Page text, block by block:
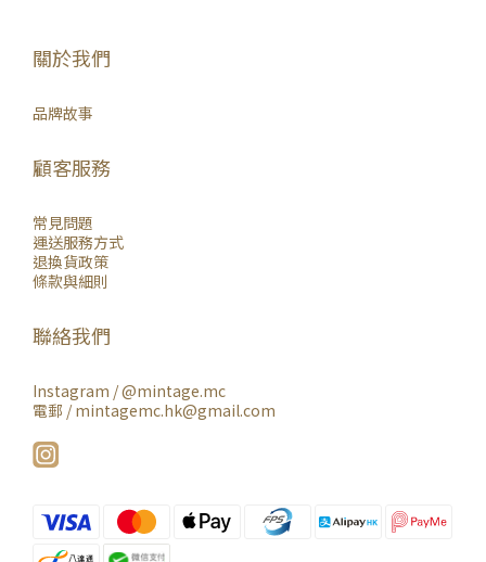
關於我們
品牌故事
顧客服務
常見問題
運送服務方式
退換貨政策
條款與細則
聯絡我們
Instagram /@mintage.mc
電郵 / mintagemc.hk@gmail.com